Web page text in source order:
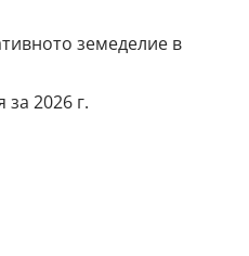
земеделие в
2026 г.